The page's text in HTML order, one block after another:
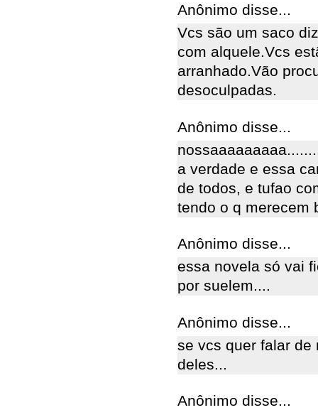
Anônimo disse...
Vcs são um saco
com alquele.Vcs
arranhado.Vão
desoculpadas.
Anônimo disse...
a verdade e essa
de todos, e tufao
tendo o q merecem
Anônimo disse...
essa novela só vai
por suelem....
Anônimo disse...
se vcs quer falar de
deles...
Anônimo disse...